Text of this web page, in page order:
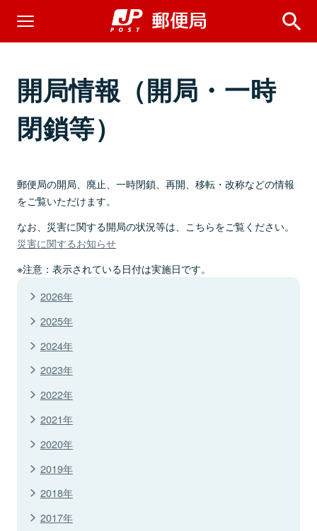
開局情報（開局・一時
閉鎖等）
郵便局の開局、廃止、一時閉鎖、再開、移転・改称などの情報
をご覧いただけます。
なお、災害に関する開局の状況等は、こちらをご覧ください。
災害に関するお知らせ
※注意：表示されている日付は実施日です。
2026年
2025年
2024年
2023年
2022年
2021年
2020年
2019年
2018年
2017年